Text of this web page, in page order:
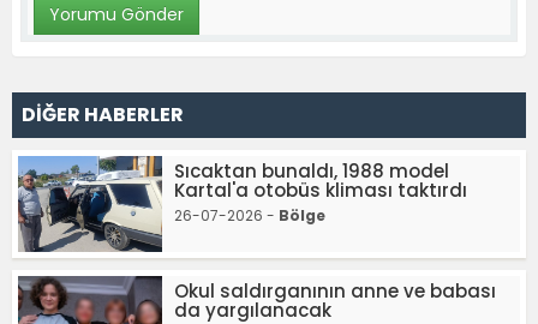
DİĞER HABERLER
Sıcaktan bunaldı, 1988 model
Kartal'a otobüs kliması taktırdı
26-07-2026 - Bölge
Okul saldırganının anne ve babası
da yargılanacak